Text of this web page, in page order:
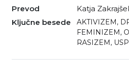
Prevod
Katja
Ključne besede
AKTIVIZEM,
FEMINIZEM,
RASIZEM,